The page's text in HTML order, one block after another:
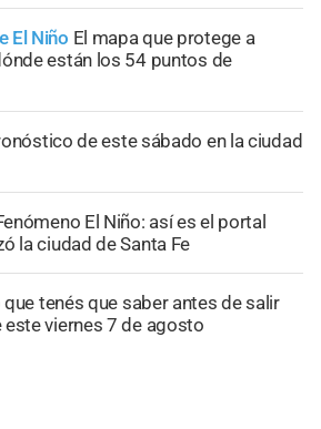
El Niño El mapa que protege a
están los 54 puntos de
de este sábado en la ciudad
El Niño: así es el portal
la ciudad de Santa Fe
tenés que saber antes de salir
este viernes 7 de agosto